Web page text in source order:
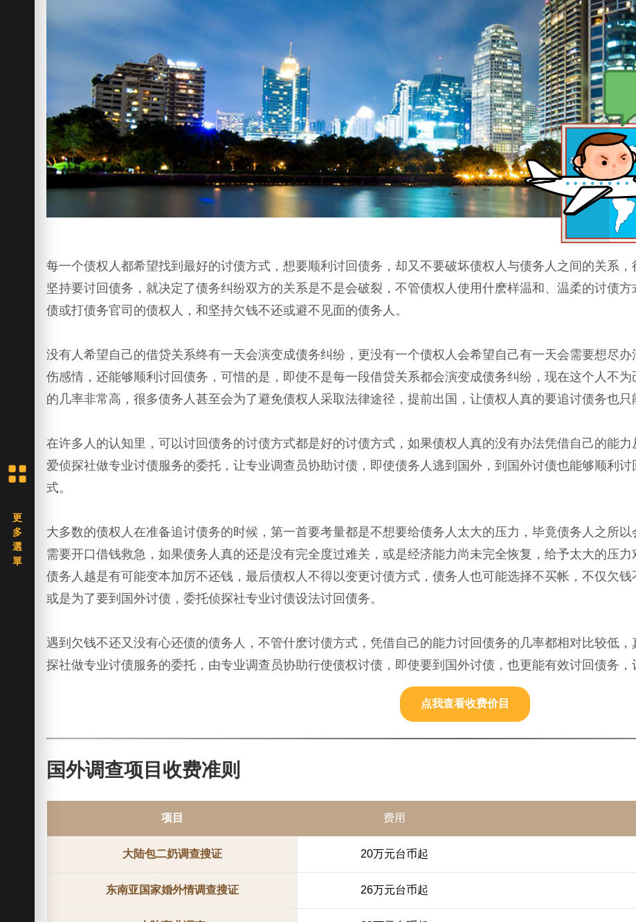
每一个债权人都希望找到最好的讨债方式，想要顺利讨回债务，却又不要破坏债权人与债务人之间的关系
坚持要讨回债务，就决定了债务纠纷双方的关系是不是会破裂，不管债权人使用什麽样温和、温柔的讨债
债或打债务官司的债权人，和坚持欠钱不还或避不见面的债务人。
没有人希望自己的借贷关系终有一天会演变成债务纠纷，更没有一个债权人会希望自己有一天会需要想尽
伤感情，还能够顺利讨回债务，可惜的是，即使不是每一段借贷关系都会演变成债务纠纷，现在这个人不
的几率非常高，很多债务人甚至会为了避免债权人采取法律途径，提前出国，让债权人真的要追讨债务也只
在许多人的认知里，可以讨回债务的讨债方式都是好的讨债方式，如果债权人真的没有办法凭借自己的能
爱侦探社做专业讨债服务的委托，让专业调查员协助讨债，即使债务人逃到国外，到国外讨债也能够顺利
式。
大多数的债权人在准备追讨债务的时候，第一首要考量都是不想要给债务人太大的压力，毕竟债务人之所
需要开口借钱救急，如果债务人真的还是没有完全度过难关，或是经济能力尚未完全恢复，给予太大的压
债务人越是有可能变本加厉不还钱，最后债权人不得以变更讨债方式，债务人也可能选择不买帐，不仅欠
或是为了要到国外讨债，委托侦探社专业讨债设法讨回债务。
遇到欠钱不还又没有心还债的债务人，不管什麽讨债方式，凭借自己的能力讨回债务的几率都相对比较低
探社做专业讨债服务的委托，由专业调查员协助行使债权讨债，即使要到国外讨债，也更能有效讨回债务，
点我查看收费价目
国外调查项目收费准则
项目 费用
大陆包二奶调查搜证 20万元台币起
东南亚国家婚外情调查搜证 26万元台币起